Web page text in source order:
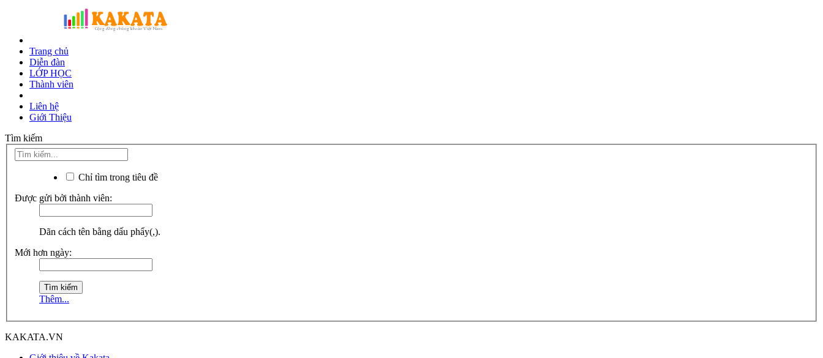
Trang chủ
Diễn đàn
LỚP HỌC
Thành viên
Liên hệ
Giới Thiệu
Tìm kiếm
Chỉ tìm trong tiêu đề
Được gửi bởi thành viên:
Dãn cách tên bằng dấu phẩy(,).
Mới hơn ngày:
Thêm...
KAKATA.VN